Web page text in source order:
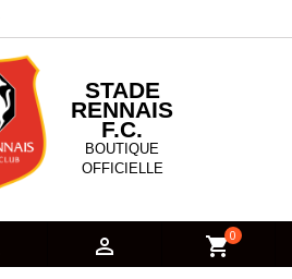
STADE
RENNAIS
F.C.
BOUTIQUE
OFFICIELLE
 shopping_cart0